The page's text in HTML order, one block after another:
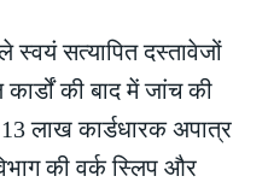
स्वयं सत्यापित दस्तावेजों
की बाद में जांच की
लाख कार्डधारक अपात्र
की वर्क स्लिप और